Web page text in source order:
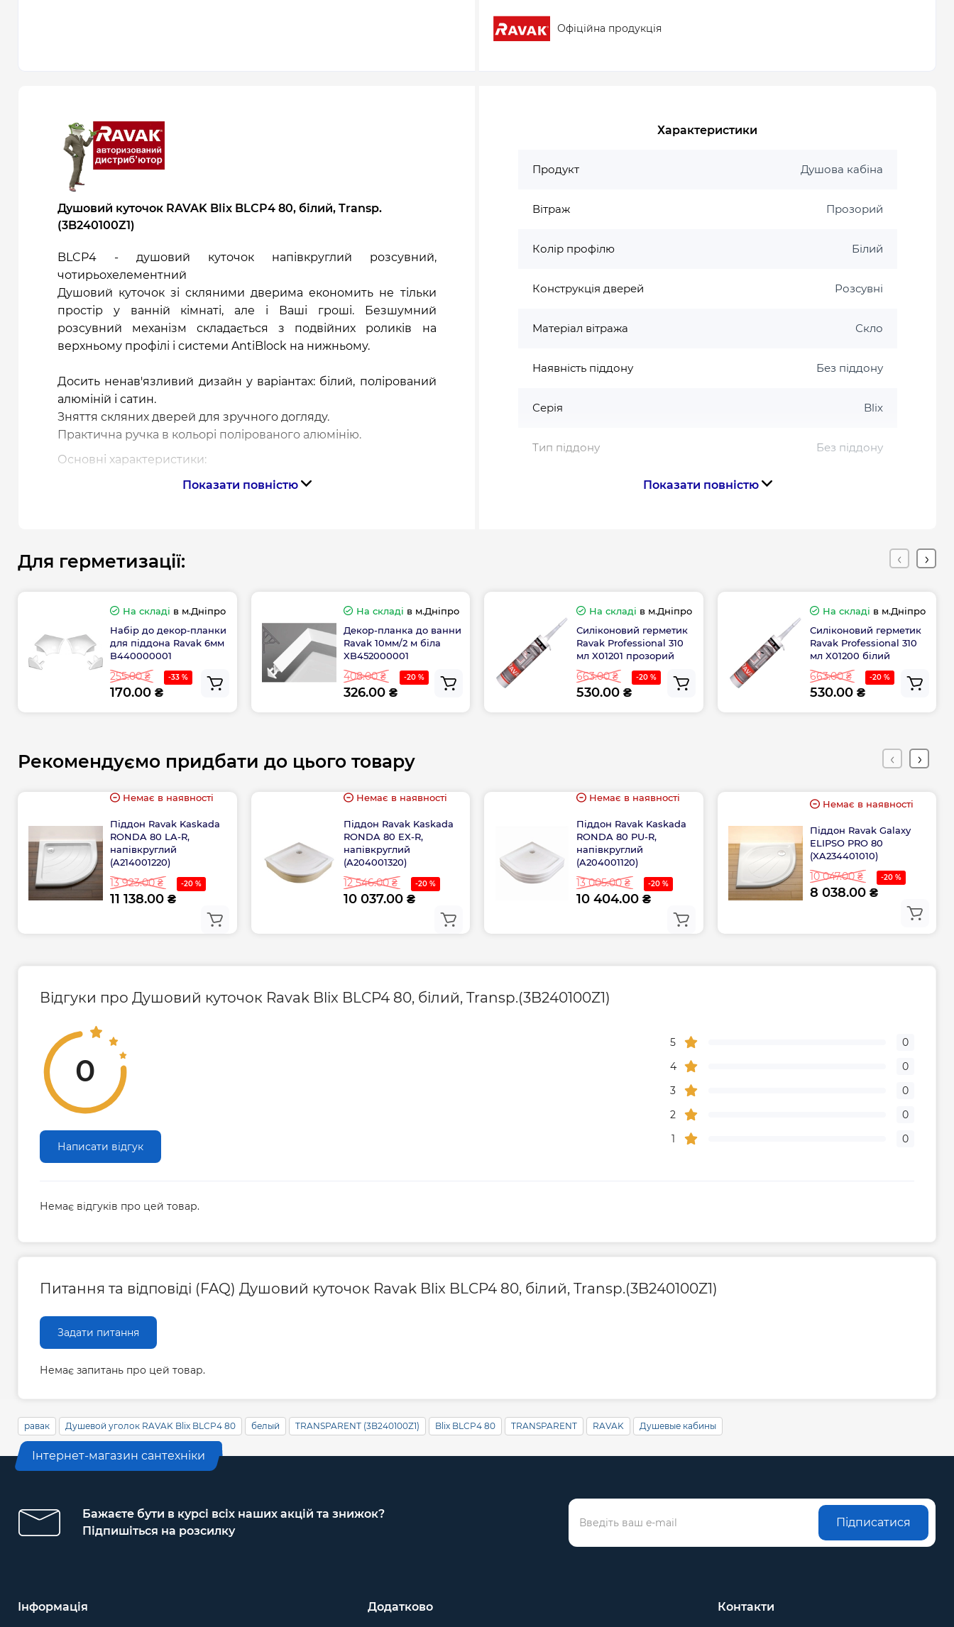
Офіційна продукція
Душовий куточок RAVAK Blix BLCP4 80, білий, Transp.
(3B240100Z1)
BLCP4 - душовий куточок напівкруглий розсувний,
чотирьохелементний
Душовий куточок зі скляними дверима економить не тільки
простір у ванній кімнаті, але і Ваші гроші. Безшумний
розсувний механізм складається з подвійних роликів на
верхньому профілі і системи AntiBlock на нижньому.
Досить ненав'язливий дизайн у варіантах: білий, полірований
алюміній і сатин.
Зняття скляних дверей для зручного догляду.
Практична ручка в кольорі полірованого алюмінію.
Основні характеристики:
Конструкція дверей: розсувні
Ручка в кольорі полірованого алюмінію
Варіанти декору скла: Transparent, Grafit, Grape
Скло: загартоване 6 мм із захистом AntiCalc
Безшумний механізм: AntiBlock
Рекомендовані піддони: Ronda, Elipso, Elipso Pro, Elipso Pro
Flat, Elipso Pro Chrome
або душовий канал.
Показати повністю
Характеристики
Продукт Душова кабіна
Вітраж Прозорий
Колір профілю Білий
Конструкція дверей Розсувні
Матеріал вітража Скло
Наявність піддону Без піддону
Серія Blix
Тип піддону Без піддону
Висота, см 190
Довжина, см 80
Ширина, см
Показати повністю
Для герметизації:
На складі в м.Дніпро
Набір до декор-планки
для піддона Ravak 6мм
B440000001
255.00 ₴ -33 %
170.00 ₴
На складі в м.Дніпро
Декор-планка до ванни
Ravak 10мм/2 м біла
XB452000001
408.00 ₴ -20 %
326.00 ₴
На складі в м.Дніпро
Силіконовий герметик
Ravak Professional 310
мл X01201 прозорий
663.00 ₴ -20 %
530.00 ₴
На складі в м.Дніпро
Силіконовий герметик
Ravak Professional 310
мл X01200 білий
663.00 ₴ -20 %
530.00 ₴
Рекомендуємо придбати до цього товару
Немає в наявності
Піддон Ravak Kaskada
RONDA 80 LA-R,
напівкруглий
(A214001220)
13 923.00 ₴ -20 %
11 138.00 ₴
Немає в наявності
Піддон Ravak Kaskada
RONDA 80 EX-R,
напівкруглий
(A204001320)
12 546.00 ₴ -20 %
10 037.00 ₴
Немає в наявності
Піддон Ravak Kaskada
RONDA 80 PU-R,
напівкруглий
(A204001120)
13 005.00 ₴ -20 %
10 404.00 ₴
Немає в наявності
Піддон Ravak Galaxy
ELIPSO PRO 80
(XA234401010)
10 047.00 ₴ -20 %
8 038.00 ₴
Відгуки про Душовий куточок Ravak Blix BLCP4 80, білий, Transp.(3B240100Z1)
0
Написати відгук
5
0
4
0
3
0
2
0
1
0
Немає відгуків про цей товар.
Питання та відповіді (FAQ) Душовий куточок Ravak Blix BLCP4 80, білий, Transp.(3B240100Z1)
Задати питання
Немає запитань про цей товар.
равак Душевой уголок RAVAK Blix BLCP4 80 белый TRANSPARENT (3B240100Z1) Blix BLCP4 80 TRANSPARENT RAVAK Душевые кабины
Інтернет-магазин сантехніки
Бажаєте бути в курсі всіх наших акцій та знижок?
Підпишіться на розсилку
Підписатися
Інформація Додатково Контакти